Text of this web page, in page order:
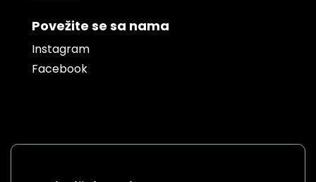
Povežite se sa nama
Instagram
Facebook